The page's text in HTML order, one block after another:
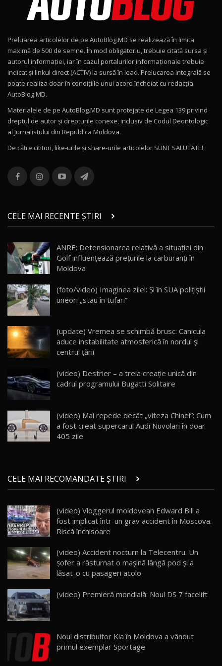
Noul Geely EX2 / Test Drive AutoBlog.MD
15:22
Mercedes-AMG E 53 HYBRID 4MATIC+ / Test
Drive AutoBlog.MD
16:27
11
Noul Volvo ES90 / Test Drive AutoBlog.MD
12
Noul MG HS / Test Drive AutoBlog.MD
16:48
13
combină aventura cu luxul / AutoBlog.MD
36:08
chinez care face lumea să se întoarcă după el
/ AutoBlog.MD
17:27
15 14:37
16
AutoBlogMD
13:10
17 20:06
Va fi modelul nr.1 BYD în Moldova? BYD Seal U
30:08
AutoBlog.MD
23:36
20
Noul ZEEKR 7X / Test Drive AutoBlog.MD
21
Micul BYD Dolphin Surf / Test Drive
AutoBlog.MD
16:59
22
Noua Mazda 6e / Test Drive AutoBlog.MD
26:59
23
Lynk & Co 01 / Test Drive AutoBlog.MD
25:19
24
ZEEKR 009: Cel mai Performant și Confortabil
Van Electric Testat în Moldova / AutoBlog.MD
mai Exclusiv și Puternic Defender Testat în
Moldova
32:21
Preluarea articolelor de pe AutoBlog.MD se realizează în limita
maximă de 500 de semne. În mod obligatoriu, trebuie citată sursa și
autorul informației, iar în cazul portalurilor informaționale trebuie
indicat și linkul direct (ACTIV) la sursă în lead. Prelucarea integrală se
poate realiza doar în condițiile unui acord încheiat cu redacţia
AutoBlog.MD.
Materialele de pe AutoBlog.MD sunt protejate de Legea 139 privind
dreptul de autor și drepturile conexe, inclusiv de Codul Deontologic
al Jurnalistului din Republica Moldova.
De către cititori, like-urile şi share-urile articolelor SUNT SALUTATE!
CELE MAI RECENTE ȘTIRI
ANRE: Detensionarea relativă a situației din
Golf influențează prețurile la carburanți în
Moldova
(foto/video) Imaginea zilei: Și în SUA polițiștii
uneori „stau în tufari”
(update) Vremea se schimbă brusc: Canicula
aduce instabilitate atmosferică în nordul și
centrul țării
(video) Destrier – a treia creație unică din
cadrul programului Bugatti Solitaire
(video) Mai repede decât „viteza Chinei”: Cum
a fost creat supercarul Audi Nuvolari în doar
405 zile
CELE MAI RECOMANDATE ȘTIRI
(video) Vloggerul moldovean Edward Bill a
fost implicat într-un grav accident în Moscova.
Riscă închisoare
(video) Accident nocturn la Telecentru. Un
șofer a răsturnat o mașină lângă pod și a
lăsat-o cu pasageri acolo
(video) Premieră mondială: Noul DS 7 facelift
Noul distribuitor Kia în Moldova a vândut
primul exemplar Sportage